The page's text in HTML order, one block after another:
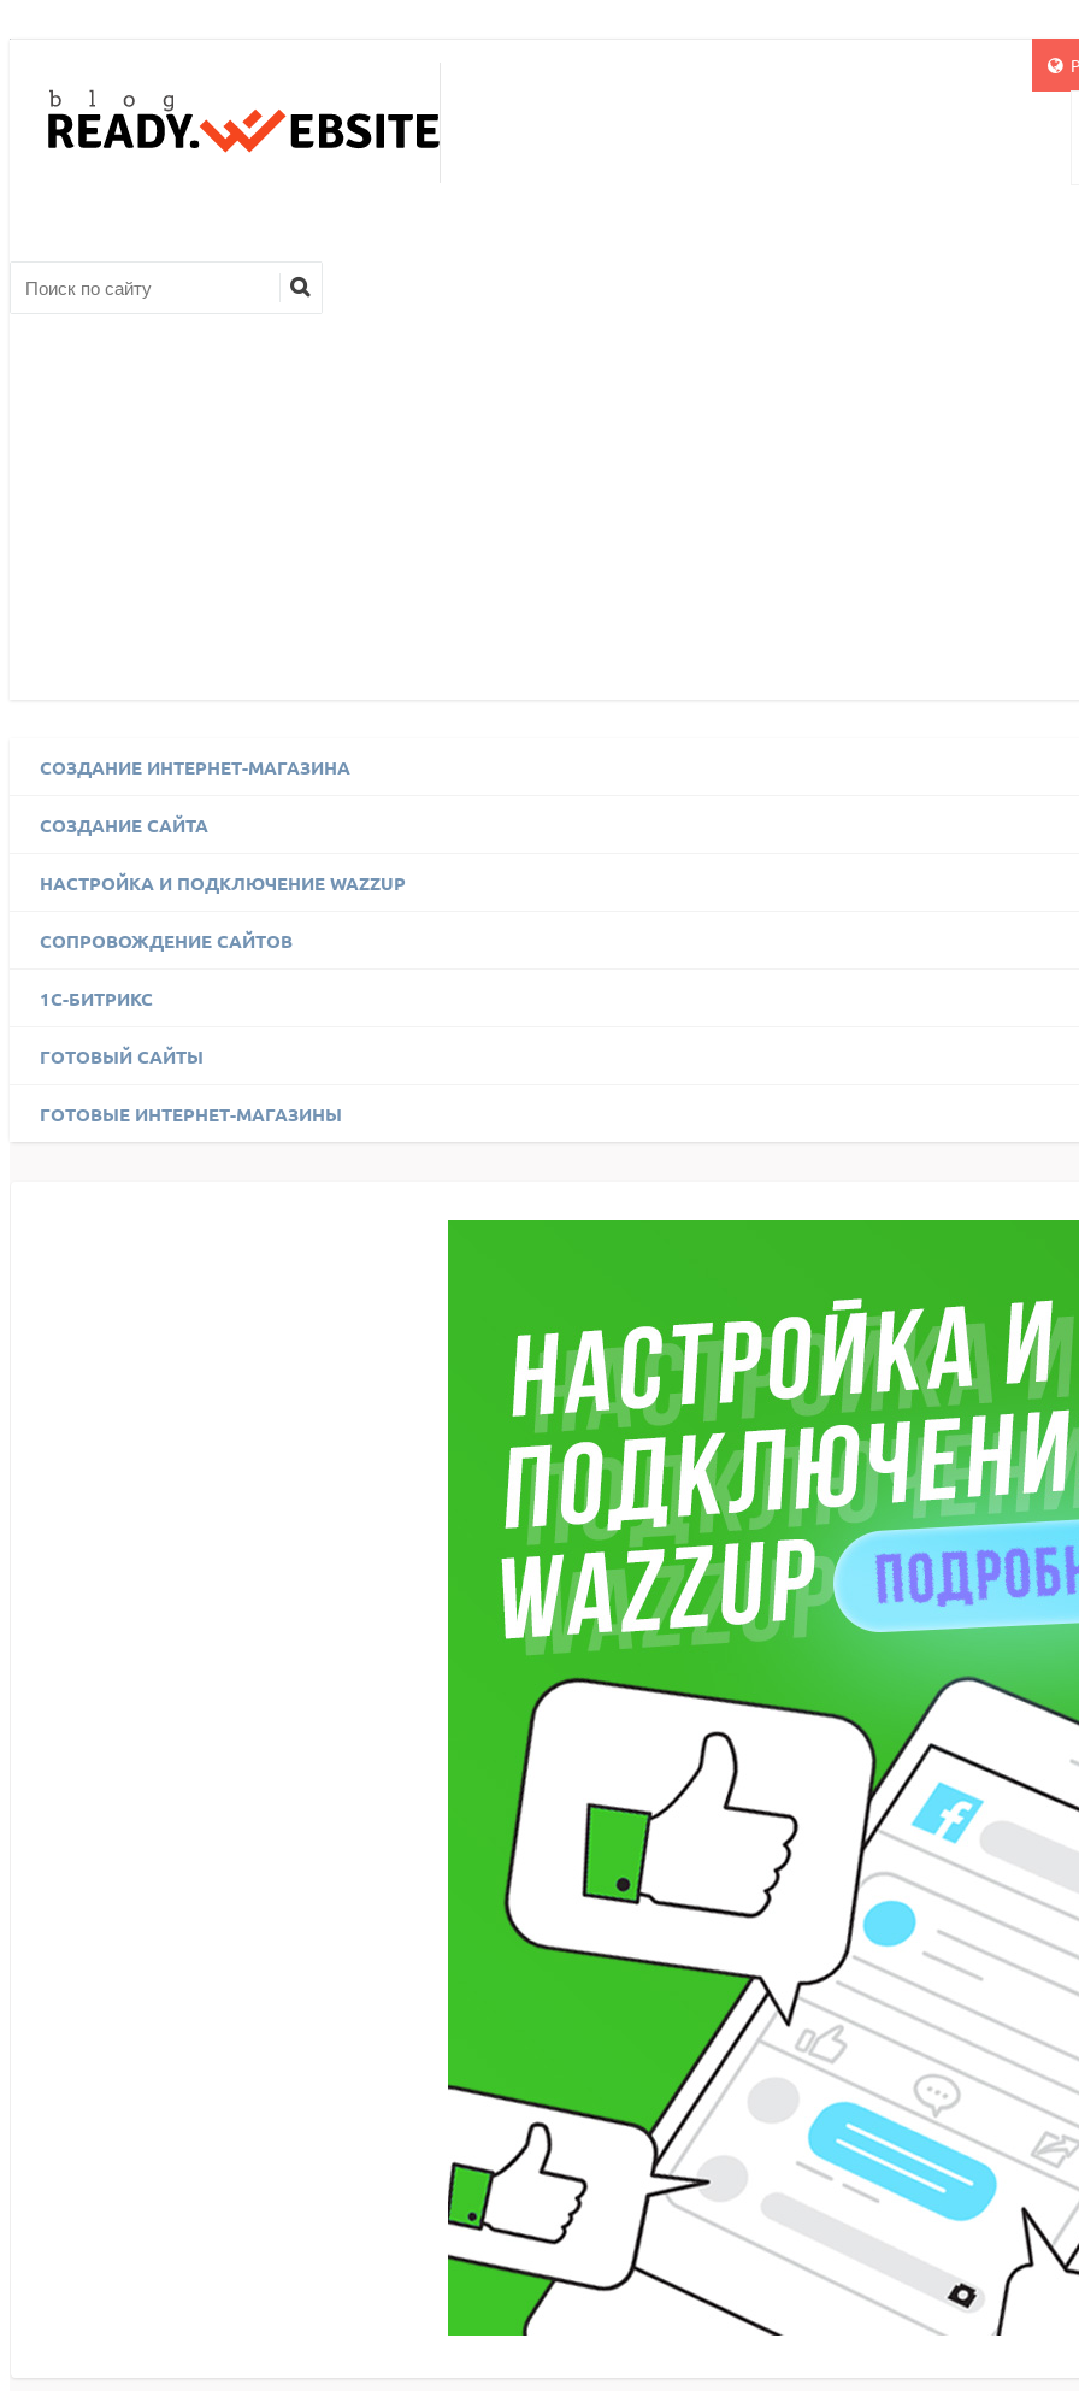
СОЗДАНИЕ ИНТЕРНЕТ-МАГАЗИНА
СОЗДАНИЕ САЙТА
НАСТРОЙКА И ПОДКЛЮЧЕНИЕ WAZZUP
СОПРОВОЖДЕНИЕ САЙТОВ
1C-БИТРИКС
ГОТОВЫЙ САЙТЫ
ГОТОВЫЕ ИНТЕРНЕТ-МАГАЗИНЫ